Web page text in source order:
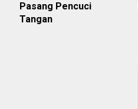
Pasang Pencuci
Tangan